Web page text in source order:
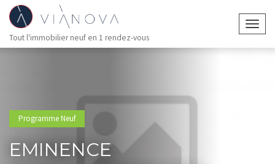
Tout l'immobilier neuf en 1 rendez-vous
Programme Neuf
EMINENCE